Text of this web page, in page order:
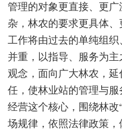
管理的对象更直接、更
杂，林农的要求更具体
工作将由过去的单纯组
并重，以指导、服务为
观念，面向广大林农，
任，使林业站的管理与
经营这个核心，围绕林
场规律，依照法律政策